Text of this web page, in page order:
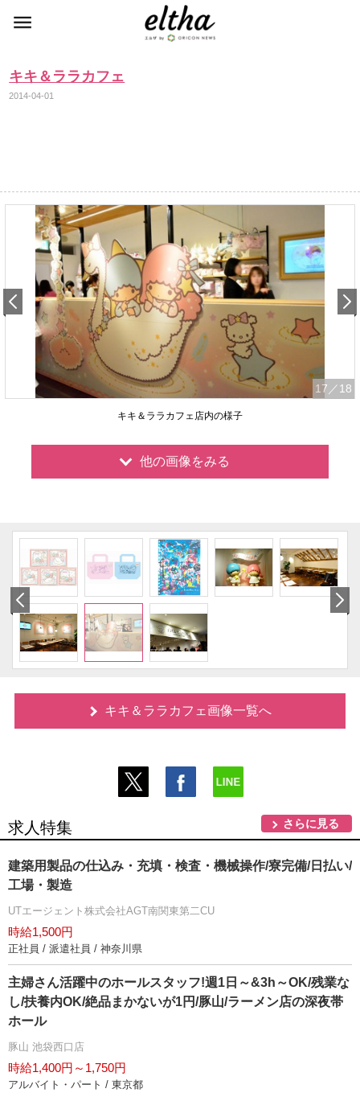
キキ＆ララカフェ
2014-04-01
17 ／18
キキ＆ララカフェ店内の様子
他の画像をみる
キキ＆ララカフェ画像一覧へ
求人特集 さらに見る
建築用製品の仕込み・充填・検査・機械操作/寮完備/日払い/
工場・製造
UTエージェント株式会社AGT南関東第二CU
時給1,500円
正社員 / 派遣社員 / 神奈川県
主婦さん活躍中のホールスタッフ!週1日～&3h～OK/残業な
し/扶養内OK/絶品まかないが1円/豚山/ラーメン店の深夜帯
ホール
豚山 池袋西口店
時給1,400円～1,750円
アルバイト・パート / 東京都